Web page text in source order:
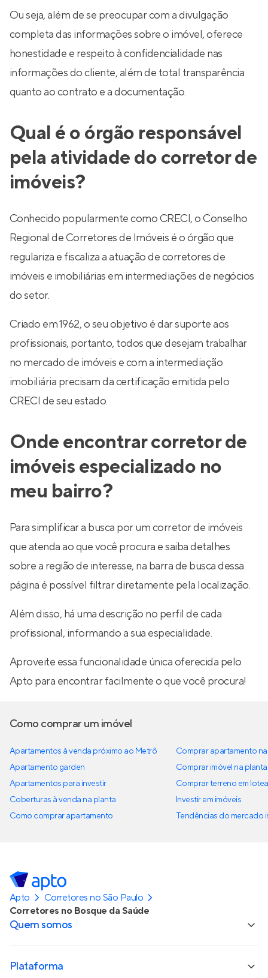
Ou seja, além de se preocupar com a divulgação
completa das informações sobre o imóvel, oferece
honestidade e respeito à confidencialidade nas
informações do cliente, além de total transparência
quanto ao contrato e a documentação.
Qual é o órgão responsável
pela atividade do corretor de
imóveis?
Conhecido popularmente como CRECI, o Conselho
Regional de Corretores de Imóveis é o órgão que
regulariza e fiscaliza a atuação de corretores de
imóveis e imobiliárias em intermediações de negócios
do setor.
Criado em 1962, o seu objetivo é dar suporte aos
profissionais, portanto, todos que desejam trabalhar
no mercado de imóveis e com a intermediação
imobiliária precisam da certificação emitida pelo
CRECI de seu estado.
Onde encontrar corretor de
imóveis especializado no
meu bairro?
Para simplificar a busca por um corretor de imóveis
que atenda ao que você procura e saiba detalhes
sobre a região de interesse, na barra de busca dessa
página é possível filtrar diretamente pela localização.
Além disso, há uma descrição no perfil de cada
profissional, informando a sua especialidade.
Aproveite essa funcionalidade única oferecida pelo
Apto para encontrar facilmente o que você procura!
Como comprar um imóvel
Apartamentos à venda próximo ao Metrô
Apartamento garden
Apartamentos para investir
Coberturas à venda na planta
Como comprar apartamento
Comprar apartamento
Comprar imóvel na planta
Comprar terreno em
Investir em imóveis
Tendências do mercado
Apto
Corretores no São Paulo
Corretores no Bosque da Saúde
Quem somos
Plataforma